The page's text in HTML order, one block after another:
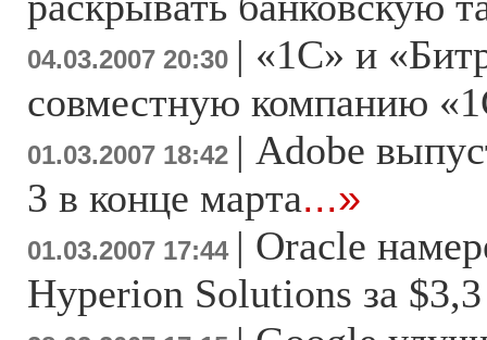
04.03.2007 20:30 | «1С» и
совместную компанию
01.03.2007 18:42 | Adobe
3 в конце марта...»
01.03.2007 17:44 | Oracle
Hyperion Solutions за